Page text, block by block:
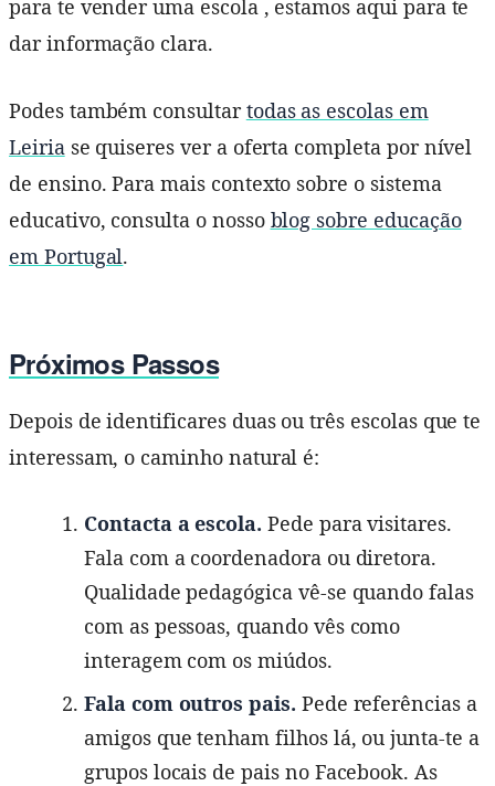
para te vender uma escola , estamos aqui para te
dar informação clara.
Podes também consultartodas as escolas em
Leiria se quiseres ver a oferta completa por nível
de ensino. Para mais contexto sobre o sistema
educativo, consulta o nosso blog sobre educação
em Portugal.
Próximos Passos
Depois de identificares duas ou três escolas que te
interessam, o caminho natural é:
Contacta a escola. Pede para visitares.
Fala com a coordenadora ou diretora.
Qualidade pedagógica vê-se quando falas
com as pessoas, quando vês como
interagem com os miúdos.
Fala com outros pais. Pede referências a
amigos que tenham filhos lá, ou junta-te a
grupos locais de pais no Facebook. As